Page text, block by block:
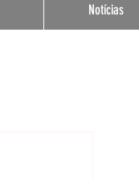
Notícias